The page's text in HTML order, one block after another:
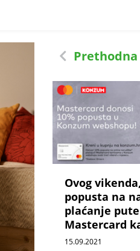
Ovog
popusta na
plaćanje
Mastercard
15.09.2021